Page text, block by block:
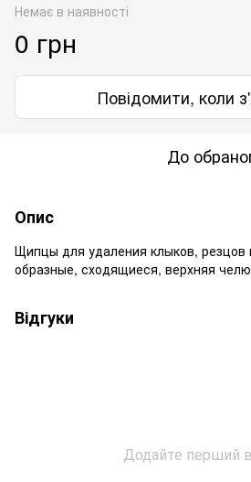
Немає в наявності
0 грн
Повідомити, коли
До
Опис
Щипцы для удаления клыков, резцов
образные, сходящиеся, верхняя
Відгуки
Додайте перший